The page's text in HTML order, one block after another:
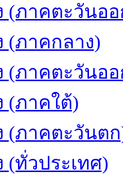
(ภาคตะวันออ
(ภาคกลาง)
(ภาคตะวันอ
(ภาคใต้)
(ภาคตะวันต
(ทั่วประเทศ)